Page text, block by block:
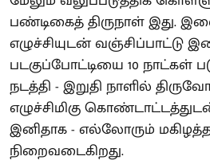
பண்டிகைத் திருநாள் இது.
எழுச்சியுடன் வஞ்சிப்பாட்டு
படகுப்போட்டியை 10 நாட்கள்
நடத்தி - இறுதி நாளில்
எழுச்சிமிகு
இனிதாக - எல்லோரும்
நிறைவடைகிறது.